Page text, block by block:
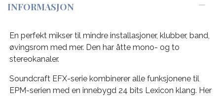
INFORMASJON
En perfekt mikser til mindre installasjoner, klubber, band,
øvingsrom med mer. Den har åtte mono- og to
stereokanaler.
Soundcraft EFX-serie kombinerer alle funksjonene til
EPM-serien med en innebygd 24 bits Lexicon klang. Her